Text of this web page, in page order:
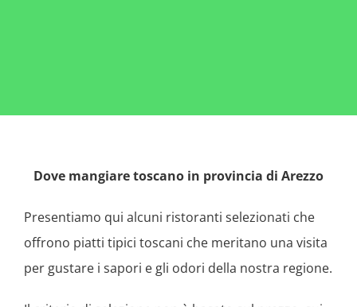
Dove mangiare toscano in provincia di Arezzo
Presentiamo qui alcuni ristoranti selezionati che
offrono piatti tipici toscani che meritano una visita
per gustare i sapori e gli odori della nostra regione.